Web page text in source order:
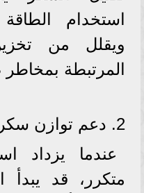
استخدام
ويقلل من
المرتبطة
2. دعم توازن سكر الدم
عندما يزداد
متكرر، قد يبدأ